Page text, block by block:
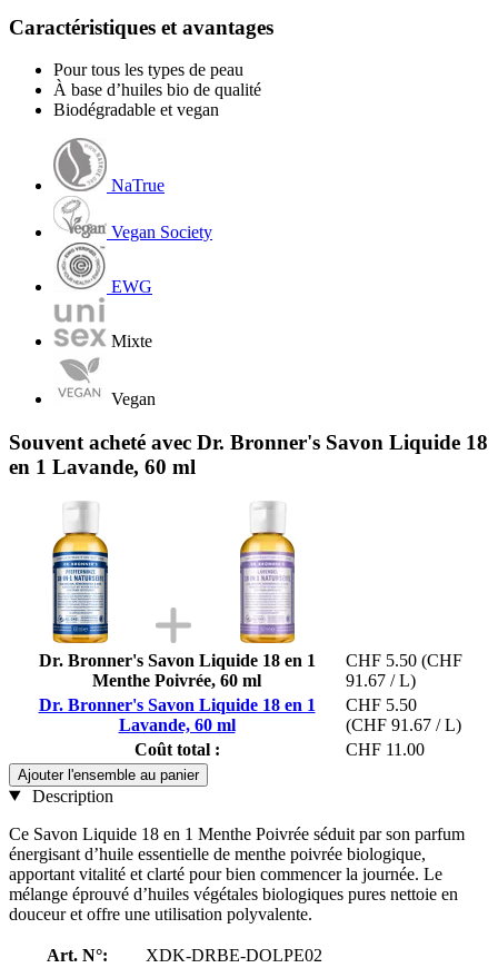
Caractéristiques et avantages
Pour tous les types de peau
À base d’huiles bio de qualité
Biodégradable et vegan
NaTrue
Vegan Society
EWG
Mixte
Vegan
Souvent acheté avec Dr. Bronner's Savon Liquide 18
en 1 Lavande, 60 ml
Dr. Bronner's Savon Liquide 18 en 1
Menthe Poivrée, 60 ml
CHF 5.50 (CHF
91.67 / L)
Dr. Bronner's Savon Liquide 18 en 1
Lavande, 60 ml
CHF 5.50
(CHF 91.67 / L)
Coût total :
CHF 11.00
Ajouter l'ensemble au panier
Description
Ce Savon Liquide 18 en 1 Menthe Poivrée séduit par son parfum
énergisant d’huile essentielle de menthe poivrée biologique,
apportant vitalité et clarté pour bien commencer la journée. Le
mélange éprouvé d’huiles végétales biologiques pures nettoie en
douceur et offre une utilisation polyvalente.
Art. N°:
XDK-DRBE-DOLPE02